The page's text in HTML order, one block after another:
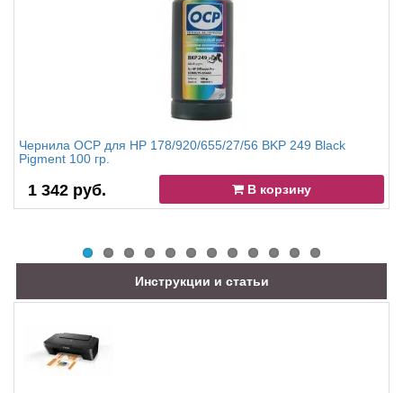
Чернила OCP для HP 178/920/655/27/56 BKP 249 Black
Pigment 100 гр.
1 342 руб. В корзину
Инструкции и статьи